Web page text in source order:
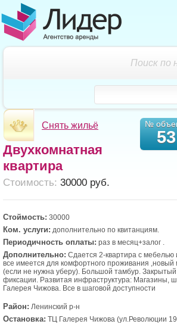
Поиск по
Снять жильё №
53
Двухкомнатная
квартира
Cтоимость: 30000 руб.
Стоймость: 30000
Ком. услуги: дополнительно по квитанциям.
Периодичность оплаты: раз в месяц+залог .
Дополнительно: Сдается 2-квартира с мебелью
все имеется для комфортного проживания ,новый
(еcли не нужна уберу). Большoй тамбуp.
фикcaции. Paзвитaя инфраструктура: Мaгaзины,
Галерея Чижова. Все в шаговой доступности
Район: Ленинский р-н
Остановка: ТЦ Галерея Чижова (ул.Революции